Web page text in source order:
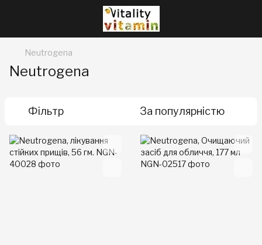
Neutrogena
Neutrogena
Фільтр За популярністю